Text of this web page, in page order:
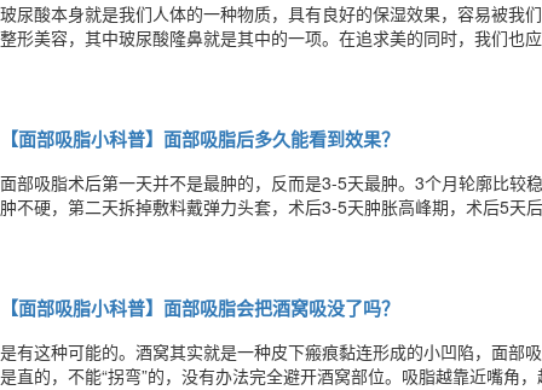
玻尿酸本身就是我们人体的一种物质，具有良好的保湿效果，容易被我
整形美容，其中玻尿酸隆鼻就是其中的一项。在追求美的同时，我们也
【面部吸脂小科普】面部吸脂后多久能看到效果？
面部吸脂术后第一天并不是最肿的，反而是3-5天最肿。3个月轮廓比较
肿不硬，第二天拆掉敷料戴弹力头套，术后3-5天肿胀高峰期，术后5天
【面部吸脂小科普】面部吸脂会把酒窝吸没了吗？
是有这种可能的。酒窝其实就是一种皮下瘢痕黏连形成的小凹陷，面部
是直的，不能“拐弯”的，没有办法完全避开酒窝部位。吸脂越靠近嘴角